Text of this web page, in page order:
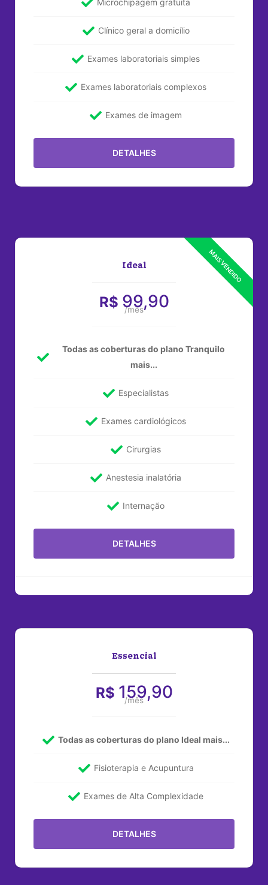
Clínico geral a domicílio
Exames laboratoriais simples
Exames laboratoriais complexos
Exames de imagem
DETALHES
Ideal
R$ 99,90
/mês
Todas as coberturas do plano Tranquilo
mais...
Especialistas
Exames cardiológicos
Cirurgias
Anestesia inalatória
Internação
DETALHES
Essencial
R$ 159,90
/mês
Todas as coberturas do plano Ideal mais...
Fisioterapia e Acupuntura
Exames de Alta Complexidade
DETALHES